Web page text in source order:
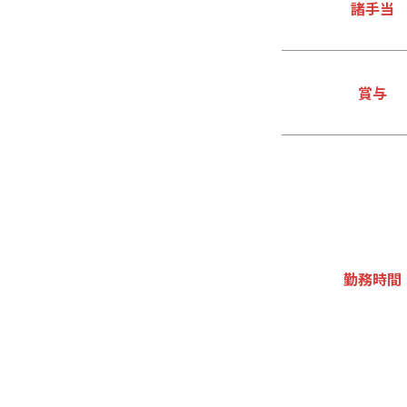
諸手当
賞与
勤務時間